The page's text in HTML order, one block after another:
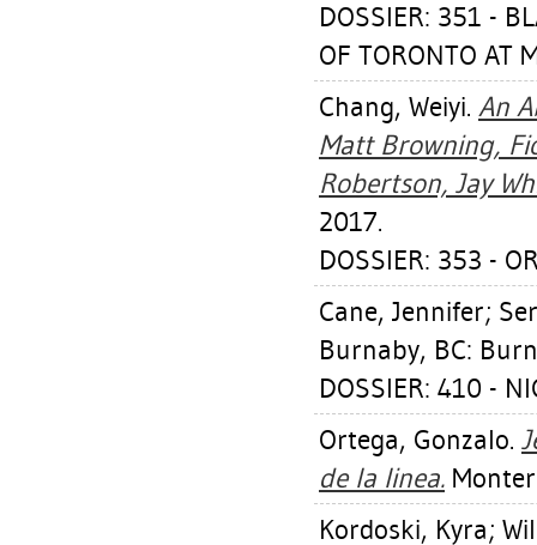
DOSSIER: 351 -
OF TORONTO AT
Chang, Weiyi. An
Matt Browning,
Robertson, Jay
2017.
DOSSIER: 353 -
Cane, Jennifer;
Burnaby, BC:
DOSSIER: 410 -
Ortega, Gonzalo.
de la linea.
Kordoski, Kyra;